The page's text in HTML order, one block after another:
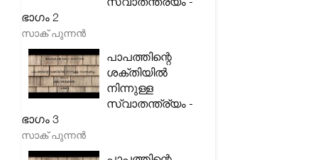
ഭാഗം 2
സാക് പുന്നൻ
പാപത്തിന്റെ
ശക്തിയിൽ
നിന്നുള്ള
സ്വാതന്ത്ര്യം -
ഭാഗം 3
സാക് പുന്നൻ